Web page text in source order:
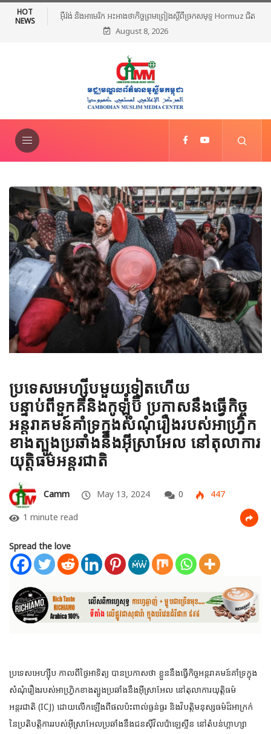
HOT
NEWS
អ៊ីរ៉ង់ និងអាមេរិក អះអាងថាកិច្ចព្រមព្រៀងស្តីពីច្រកសមុទ្ទ Hormuz ជិត
សម្រេចបានហើយ
August 8, 2026
ប្រទេសអេហ្ស៊ីបមួយទៀតហើយ
បន្ទាប់ពីទួកគីនិងកូឡ៉ុំប៊ី ប្រកាសនឹងធ្វើកិច្ច
អន្តរាគមន៍គាំទ្រក្នុងសំណុំរឿងរបស់អាហ្វ្រិក
ខាងត្បូងប្រឆាំងនឹងអ៊ីស្រាអែល នៅតុលាការ
យុត្តិធម៌អន្តរជាតិ
Camm May 13, 2024 0
447
1 minute read
Spread the love
ប្រទេសអេហ្ស៊ីប កាលពីថ្ងៃអាទិត្យ បានប្រកាសថា ខ្លួននឹងធ្វើកិច្ចអន្តរាគមន៍គាំទ្រក្នុង
សំណុំរឿងរបស់អាហ្វ្រិកខាងត្បូងប្រឆាំងនឹងអ៊ីស្រាអែល នៅតុលាការយុត្តិធម៌
អន្តរជាតិ (ICJ) ដោយលើកឡើងពីផលប៉ះពាល់ធ្ងន់ធ្ងរ និងវិបត្តិមនុស្សធម៌ដ៏អាក្រក់
នៃប្រតិបត្តិការរបស់អ៊ីស្រាអែលប្រឆាំងនឹងជនស៊ីវិលប៉ាឡេស្ទីន នៅតំបន់ហ្គាហ្សា